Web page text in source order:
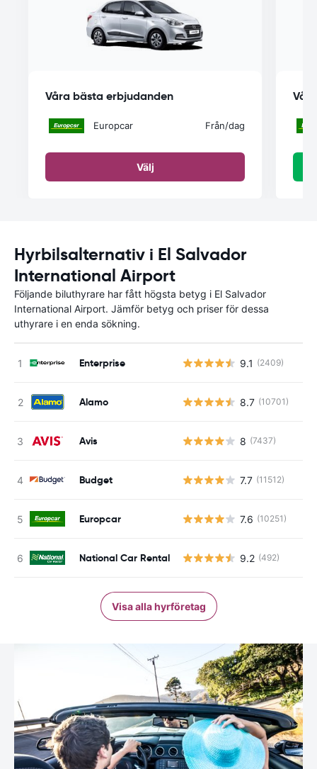
Våra bästa erbjudanden
Europcar Från/dag
Välj
Hyrbilsalternativ i El Salvador
International Airport
Följande biluthyrare har fått högsta betyg i El Salvador
International Airport. Jämför betyg och priser för dessa
uthyrare i en enda sökning.
Enterprise 9.1 (2409)
Alamo 8.7 (10701)
Avis 8 (7437)
Budget 7.7 (11512)
Europcar 7.6 (10251)
National Car Rental 9.2 (492)
Visa alla hyrföretag